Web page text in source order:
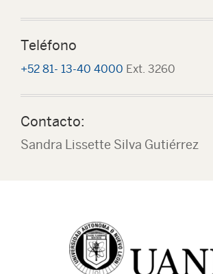
Teléfono
+52 81- 13-40 4000 Ext. 3260
Contacto:
Sandra Lissette Silva Gutiérrez